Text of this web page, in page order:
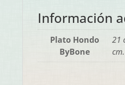
Información
Plato Hondo
ByBone
21
cm.